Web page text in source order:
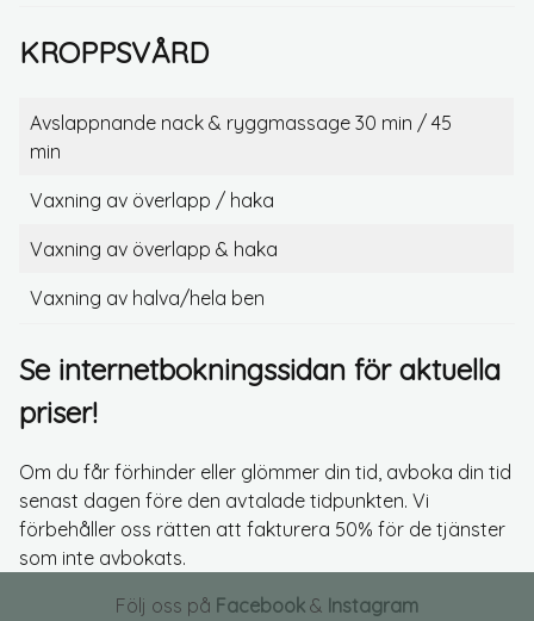
KROPPSVÅRD
Avslappnande nack & ryggmassage 30 min / 45
min
Vaxning av överlapp / haka
Vaxning av överlapp & haka
Vaxning av halva/hela ben
Se internetbokningssidan för aktuella
priser!
Om du får förhinder eller glömmer din tid, avboka din tid
senast dagen före den avtalade tidpunkten. Vi
förbehåller oss rätten att fakturera 50% för de tjänster
som inte avbokats.
Följ oss på Facebook & Instagram